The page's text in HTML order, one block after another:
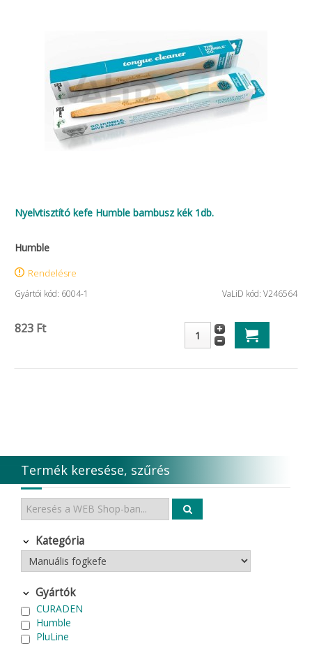
Nyelvtisztító kefe Humble bambusz kék 1db.
Humble
Rendelésre
Gyártói kód: 6004-1 VaLiD kód: V246564
823 Ft
Termék keresése, szűrés
Kategória
Gyártók
CURADEN
Humble
PluLine